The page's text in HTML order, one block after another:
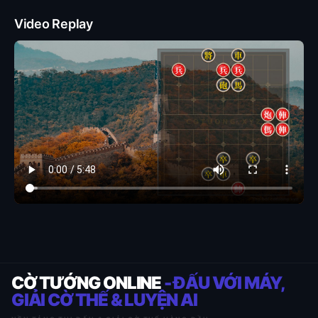
Video Replay
CỜ TƯỚNG ONLINE- ĐẤU VỚI MÁY,
GIẢI CỜ THẾ & LUYỆN AI